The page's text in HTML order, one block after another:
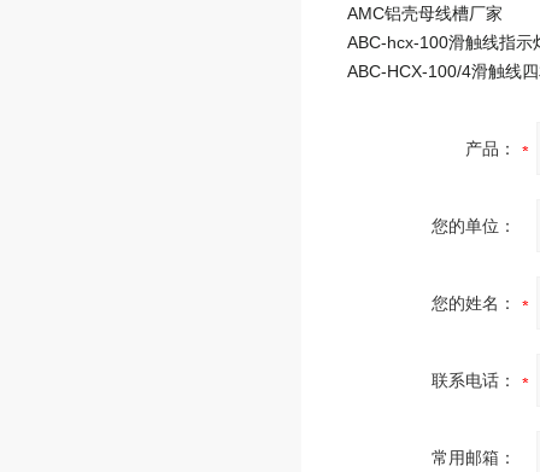
AMC铝壳母线槽厂家
ABC-hcx-100滑触线指示
产品：
您的单位：
您的姓名：
联系电话：
常用邮箱：